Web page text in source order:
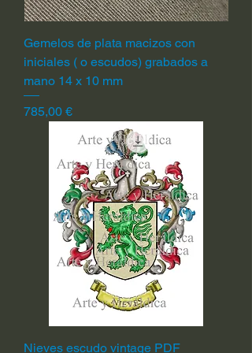
Gemelos de plata macizos con
iniciales ( o escudos) grabados a
mano 14 x 10 mm
Precio
785,00 €
Nieves escudo vintage PDF